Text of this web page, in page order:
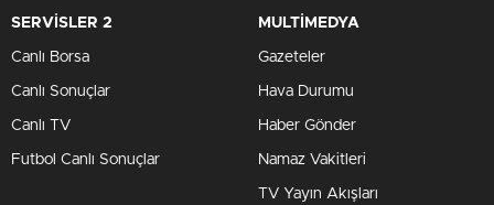
SERVİSLER 2
Canlı Borsa
Canlı Sonuçlar
Canlı TV
Futbol Canlı Sonuçlar
MULTİMEDYA
Gazeteler
Hava Durumu
Haber Gönder
Namaz Vakitleri
TV Yayın Akışları